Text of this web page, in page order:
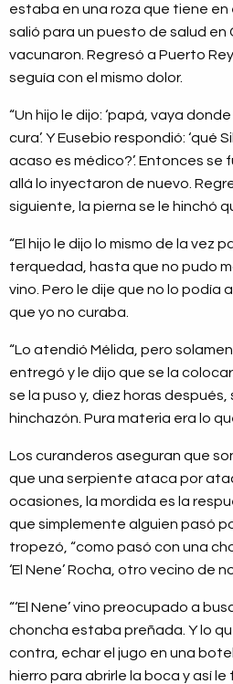
estaba en una roza que tiene en
salió para un puesto de salud en
vacunaron. Regresó a Puerto
seguía con el mismo dolor.
“Un hijo le dijo: ‘papá, vaya
cura’. Y Eusebio respondió: ‘qué
acaso es médico?’. Entonces se
allá lo inyectaron de nuevo.
siguiente, la pierna se le hinchó
“El hijo le dijo lo mismo de la vez
terquedad, hasta que no pudo
vino. Pero le dije que no lo podía
que yo no curaba.
“Lo atendió Mélida, pero
entregó y le dijo que se la
se la puso y, diez horas después,
hinchazón. Pura materia era lo
Los curanderos aseguran que
que una serpiente ataca por
ocasiones, la mordida es la
que simplemente alguien pasó
tropezó, “como pasó con una
‘El Nene’ Rocha, otro vecino de
“‘El Nene’ vino preocupado a
choncha estaba preñada. Y lo
contra, echar el jugo en una
hierro para abrirle la boca y así